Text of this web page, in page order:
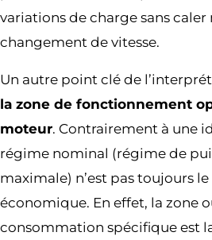
variations de charge sans caler
changement de vitesse.
Un autre point clé de
la zone de fonctionnement
moteur. Contrairement à une
régime nominal (régime de
maximale) n’est pas toujours
économique. En effet, la zone
consommation spécifique est